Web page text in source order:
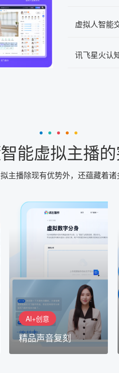
虚拟人智能
讯飞星火认
能虚拟主播
主播除现有优势外，还蕴藏着诸
AI+创意
精品声音复刻
AI+创意
精品声音复刻
AI+创意：AIGC 能力集中展
示窗口，体验 AIGC 给生活